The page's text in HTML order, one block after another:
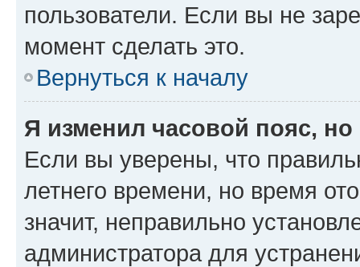
пользователи. Если вы не
момент сделать это.
Вернуться к началу
Я изменил часовой пояс,
Если вы уверены, что
летнего времени, но время
значит, неправильно
администратора для